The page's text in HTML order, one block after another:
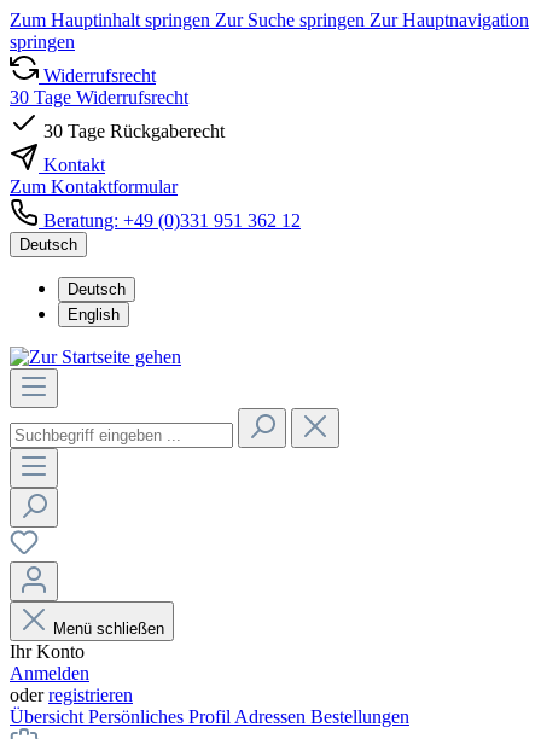
Zum Hauptinhalt springen Zur Suche springen Zur Hauptnavigation
springen
Widerrufsrecht
30 Tage Widerrufsrecht
30 Tage Rückgaberecht
Kontakt
Zum Kontaktformular
Beratung: +49 (0)331 951 362 12
Deutsch
Deutsch
English
Menü schließen
Ihr Konto
Anmelden
oderregistrieren
Übersicht Persönliches Profil Adressen Bestellungen